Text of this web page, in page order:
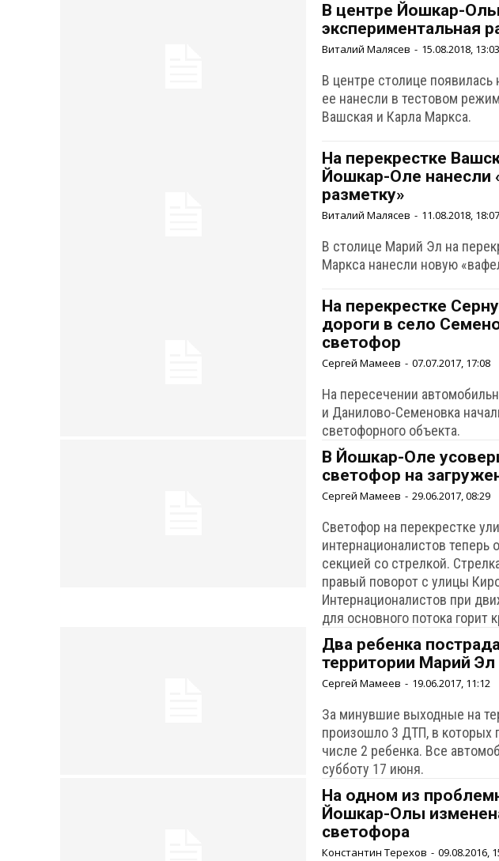
В центре Йошкар-
экспериментальная
Виталий Малясев - 15.08.2018, 13:03
В центре столице появилась
ее нанесли в тестовом
Вашская и Карла Маркса.
На перекрестке
Йошкар-Оле нанесли
разметку»
Виталий Малясев - 11.08.2018, 18:07
В столице Марий Эл на
Маркса нанесли новую
На перекрестке
дороги в село
светофор
Сергей Мамеев - 07.07.2017, 17:08
На пересечении
и Данилово-Семеновка
светофорного объекта.
В Йошкар-Оле
светофор на
Сергей Мамеев - 29.06.2017, 08:29
Светофор на перекрестке
интернационалистов теперь
секцией со стрелкой.
правый поворот с улицы
Интернационалистов при
для основного потока горит
Два ребенка
территории Марий
Сергей Мамеев - 19.06.2017, 11:12
За минувшие выходные на
произошло 3 ДТП, в которых
числе 2 ребенка. Все
субботу 17 июня.
На одном из
Йошкар-Олы
светофора
Константин Терехов - 09.08.2016,